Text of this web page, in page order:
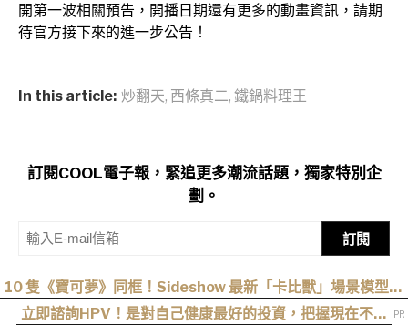
開第一波相關預告，開播日期還有更多的動畫資訊，請期
待官方接下來的進一步公告！
In this article: 炒翻天, 西條真二, 鐵鍋料理王
訂閱COOL電子報，緊追更多潮流話題，獨家特別企
劃。
訂閱
10 隻《寶可夢》同框！Sideshow 最新「卡比獸」場景模型開
放預購
立即諮詢HPV！是對自己健康最好的投資，把握現在不嫌